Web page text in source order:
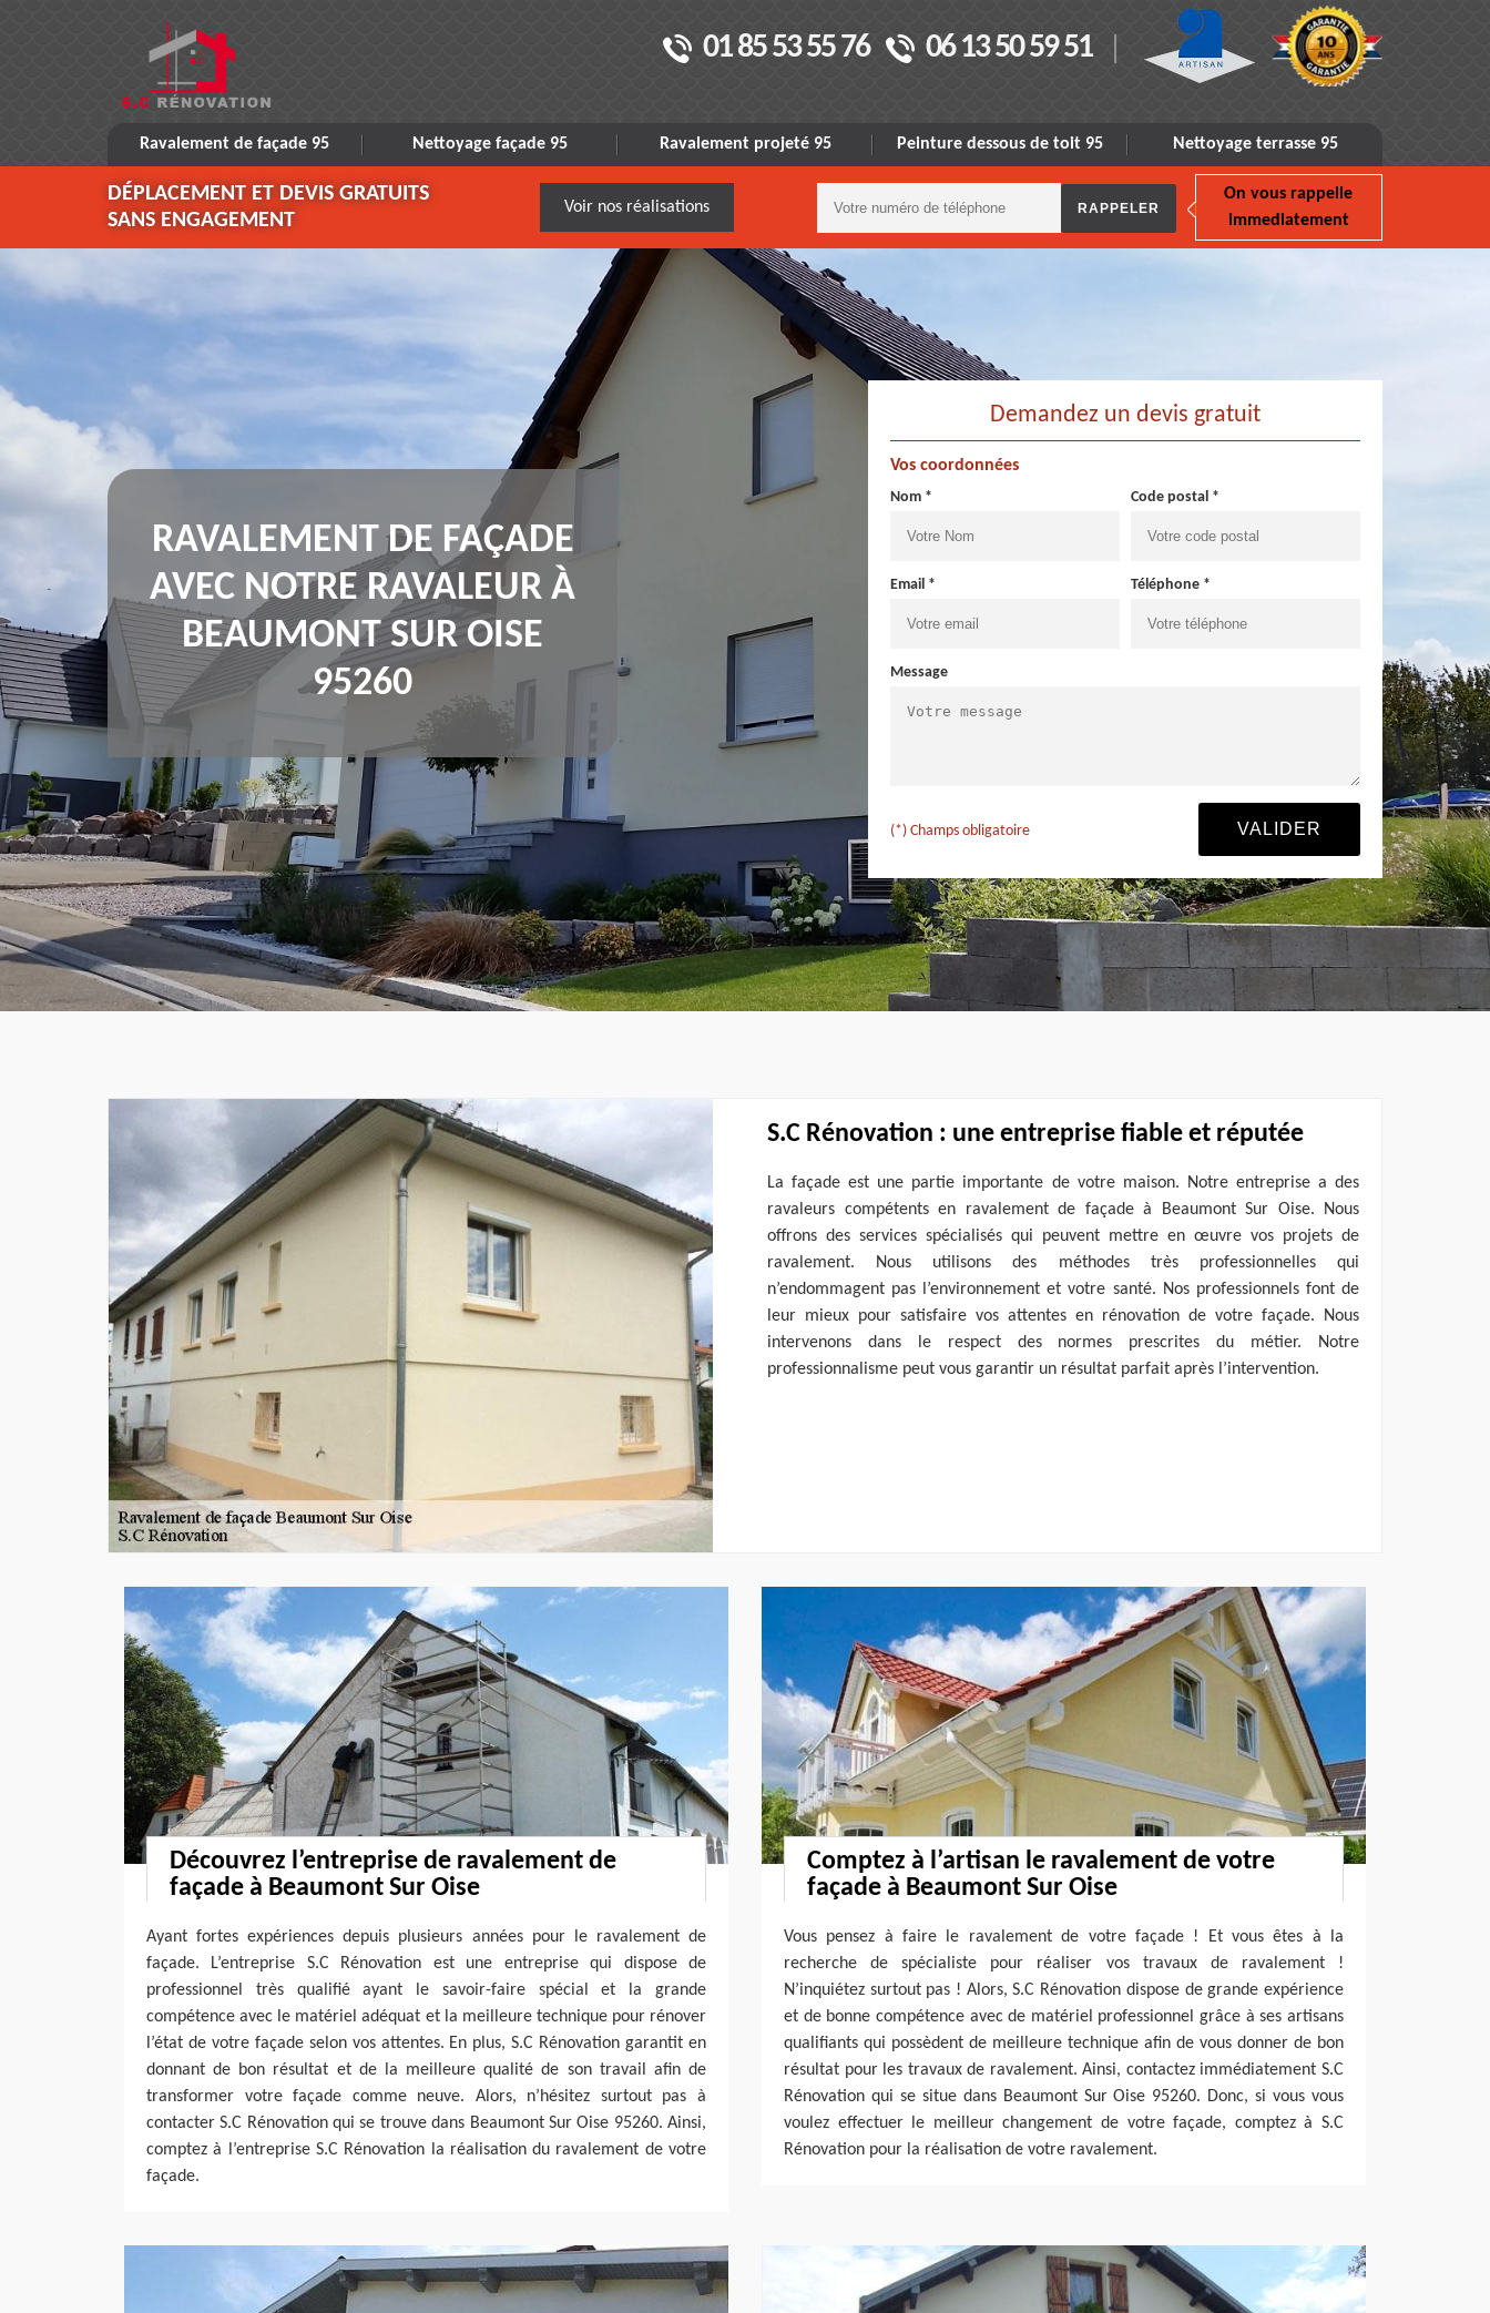
01 85 53 55 76 06 13 50 59 51
Ravalement de façade 95 Nettoyage façade 95 Ravalement projeté 95 Peinture dessous de toit 95 Nettoyage terrasse 95
DÉPLACEMENT ET DEVIS GRATUITS
SANS ENGAGEMENT
Voir nos réalisations
On vous rappelle
immediatement
RAVALEMENT DE FAÇADE
AVEC NOTRE RAVALEUR À
BEAUMONT SUR OISE
95260
Demandez un devis gratuit
Vos coordonnées
Nom * Code postal *
Email * Téléphone *
Message
(*) Champs obligatoire
S.C Rénovation : une entreprise fiable et réputée
La façade est une partie importante de votre maison. Notre entreprise a des
ravaleurs compétents en ravalement de façade à Beaumont Sur Oise. Nous
offrons des services spécialisés qui peuvent mettre en œuvre vos projets de
ravalement. Nous utilisons des méthodes très professionnelles qui
n’endommagent pas l’environnement et votre santé. Nos professionnels font de
leur mieux pour satisfaire vos attentes en rénovation de votre façade. Nous
intervenons dans le respect des normes prescrites du métier. Notre
professionnalisme peut vous garantir un résultat parfait après l’intervention.
Découvrez l’entreprise de ravalement de
façade à Beaumont Sur Oise
Ayant fortes expériences depuis plusieurs années pour le ravalement de
façade. L’entreprise S.C Rénovation est une entreprise qui dispose de
professionnel très qualifié ayant le savoir-faire spécial et la grande
compétence avec le matériel adéquat et la meilleure technique pour rénover
l’état de votre façade selon vos attentes. En plus, S.C Rénovation garantit en
donnant de bon résultat et de la meilleure qualité de son travail afin de
transformer votre façade comme neuve. Alors, n’hésitez surtout pas à
contacter S.C Rénovation qui se trouve dans Beaumont Sur Oise 95260. Ainsi,
comptez à l’entreprise S.C Rénovation la réalisation du ravalement de votre
façade.
Comptez à l’artisan le ravalement de votre
façade à Beaumont Sur Oise
Vous pensez à faire le ravalement de votre façade ! Et vous êtes à la
recherche de spécialiste pour réaliser vos travaux de ravalement !
N’inquiétez surtout pas ! Alors, S.C Rénovation dispose de grande expérience
et de bonne compétence avec de matériel professionnel grâce à ses artisans
qualifiants qui possèdent de meilleure technique afin de vous donner de bon
résultat pour les travaux de ravalement. Ainsi, contactez immédiatement S.C
Rénovation qui se situe dans Beaumont Sur Oise 95260. Donc, si vous vous
voulez effectuer le meilleur changement de votre façade, comptez à S.C
Rénovation pour la réalisation de votre ravalement.